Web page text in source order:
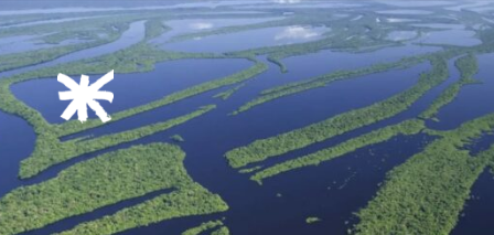
Opening https://xtravel.com.br/roteiro-viagem-personalizado/